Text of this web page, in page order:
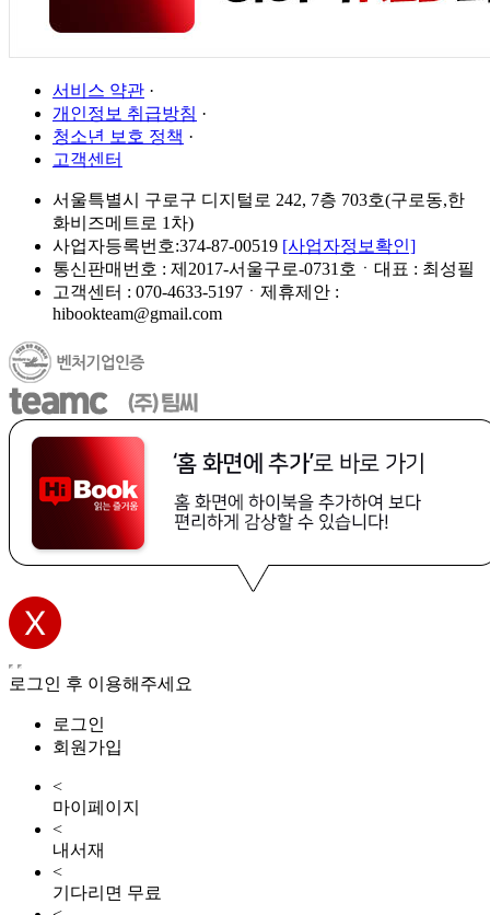
서비스 약관 ·
개인정보 취급방침 ·
청소년 보호 정책 ·
고객센터
서울특별시 구로구 디지털로 242, 7층 703호(구로동,한
화비즈메트로 1차)
사업자등록번호:374-87-00519 [사업자정보확인]
통신판매번호 : 제2017-서울구로-0731호ㆍ대표 : 최성필
고객센터 : 070-4633-5197ㆍ제휴제안 :
hibookteam@gmail.com
로그인 후 이용해주세요
로그인
회원가입
<
마이페이지
<
내서재
<
기다리면 무료